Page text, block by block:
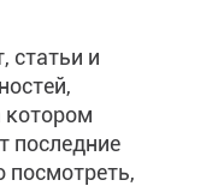
статьи и
котором
последние
посмотреть,